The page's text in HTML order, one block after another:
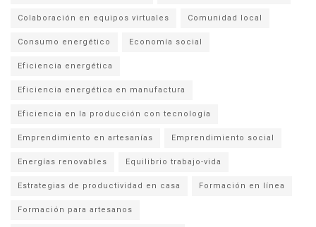
Colaboración en equipos virtuales Comunidad local
Consumo energético Economía social
Eficiencia energética
Eficiencia energética en manufactura
Eficiencia en la producción con tecnología
Emprendimiento en artesanías Emprendimiento social
Energías renovables Equilibrio trabajo-vida
Estrategias de productividad en casa Formación en línea
Formación para artesanos